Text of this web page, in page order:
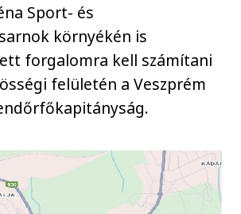
Sport- és
környékén is
forgalomra kell számítani
felületén a Veszprém